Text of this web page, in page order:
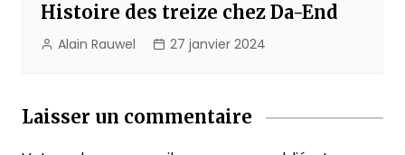
Histoire des treize chez Da-End
Alain Rauwel 27 janvier 2024
Laisser un commentaire